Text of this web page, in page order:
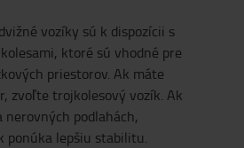
vozíky sú k dispozícii s
ktoré sú vhodné pre
priestorov. Ak máte
zvoľte trojkolesový vozík. Ak
podlahách,
ponúka lepšiu stabilitu.